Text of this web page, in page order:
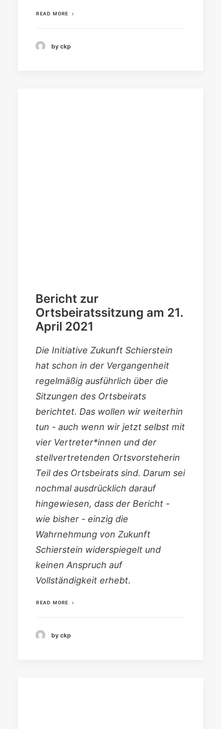
READ MORE
by ckp
Bericht zur
Ortsbeiratssitzung am 21.
April 2021
Die Initiative Zukunft Schierstein
hat schon in der Vergangenheit
regelmäßig ausführlich über die
Sitzungen des Ortsbeirats
berichtet. Das wollen wir weiterhin
tun - auch wenn wir jetzt selbst mit
vier Vertreter*innen und der
stellvertretenden Ortsvorsteherin
Teil des Ortsbeirats sind. Darum sei
nochmal ausdrücklich darauf
hingewiesen, dass der Bericht -
wie bisher - einzig die
Wahrnehmung von Zukunft
Schierstein widerspiegelt und
keinen Anspruch auf
Vollständigkeit erhebt.
READ MORE
by ckp